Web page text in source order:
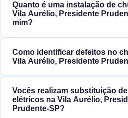
Quanto é uma instalação de
Vila Aurélio, Presidente
mim?
Como identificar defeitos no
Vila Aurélio, Presidente
Vocês realizam substituição
elétricos na Vila Aurélio,
Prudente‑SP?